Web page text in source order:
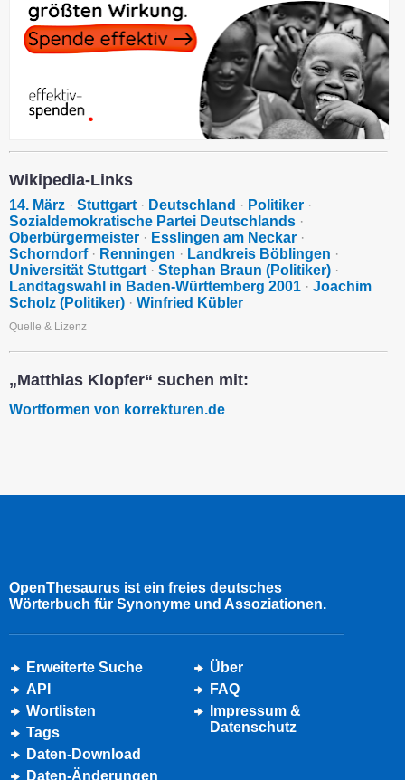
Wikipedia-Links
14. März · Stuttgart · Deutschland · Politiker ·
Sozialdemokratische Partei Deutschlands ·
Oberbürgermeister · Esslingen am Neckar ·
Schorndorf· Renningen · Landkreis Böblingen ·
Universität Stuttgart · Stephan Braun (Politiker) ·
Landtagswahl in Baden-Württemberg 2001 · Joachim
Scholz (Politiker) · Winfried Kübler
Quelle & Lizenz
„Matthias Klopfer“ suchen mit:
Wortformen von korrekturen.de
OpenThesaurus ist ein freies deutsches
Wörterbuch für Synonyme und Assoziationen.
Erweiterte Suche
API
Wortlisten
Tags
Daten-Download
Daten-Änderungen
Über
FAQ
Impressum &
Datenschutz